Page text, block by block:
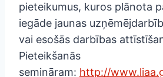
pieteikumus, kuros plānota
iegāde jaunas
vai esošās darbības
Pieteikšanās
semināram: http://